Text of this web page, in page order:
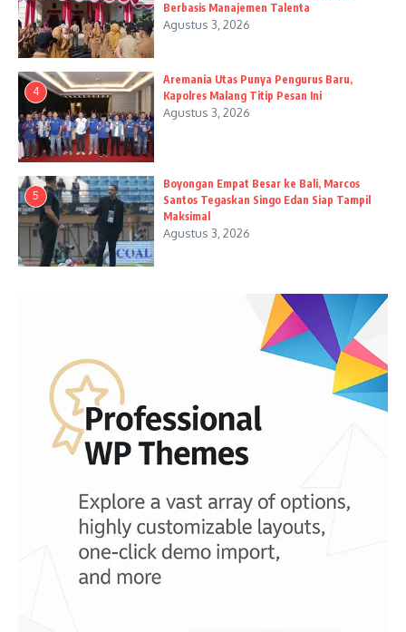
Berbasis Manajemen Talenta
Agustus 3, 2026
4
Aremania Utas Punya Pengurus Baru,
Kapolres Malang Titip Pesan Ini
Agustus 3, 2026
5
Boyongan Empat Besar ke Bali, Marcos
Santos Tegaskan Singo Edan Siap Tampil
Maksimal
Agustus 3, 2026